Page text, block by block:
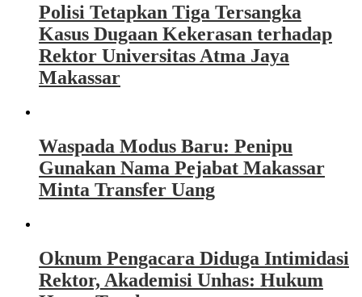
Polisi Tetapkan Tiga Tersangka
Kasus Dugaan Kekerasan terhadap
Rektor Universitas Atma Jaya
Makassar
Waspada Modus Baru: Penipu
Gunakan Nama Pejabat Makassar
Minta Transfer Uang
Oknum Pengacara Diduga Intimidasi
Rektor, Akademisi Unhas: Hukum